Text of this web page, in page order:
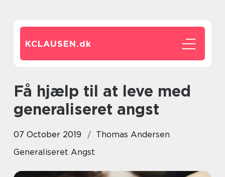
KCLAUSEN.dk
Få hjælp til at leve med
generaliseret angst
07 October 2019
Thomas Andersen
Generaliseret Angst